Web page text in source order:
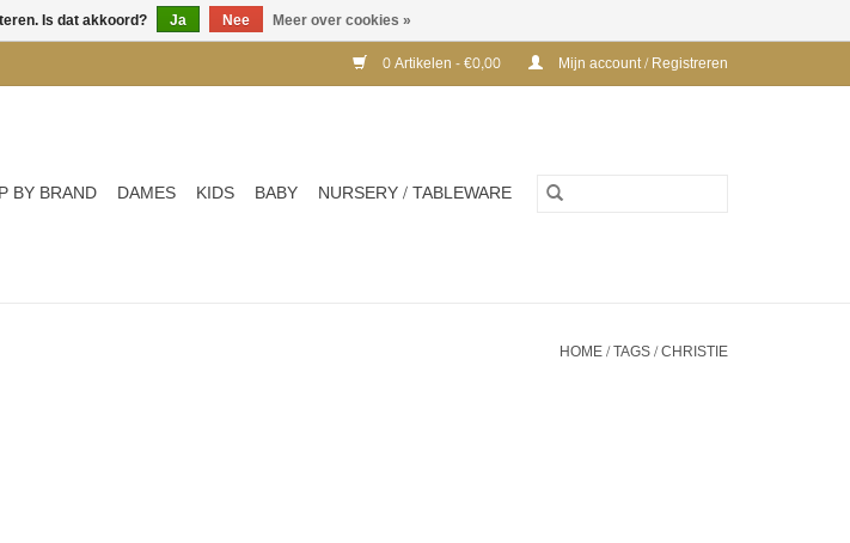
0 Artikelen - €0,00 Mijn account / Registreren
BY BRAND DAMES KIDS BABY NURSERY / TABLEWARE
HOME/TAGS/CHRISTIE
Is dat akkoord? Ja Nee Meer over cookies »